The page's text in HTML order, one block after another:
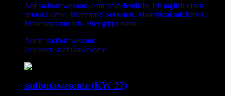
Auf sadbutawesome.com veröffentliche ich täglich einen
neuen Comic. Manchmal verkatert. Manchmal mit Mixer.
Manchmal nur ich. Hier gibt's dann...
Autor: sadbutawesome
Zeichner: sadbutawesome
sadbutawesome (KW 27)